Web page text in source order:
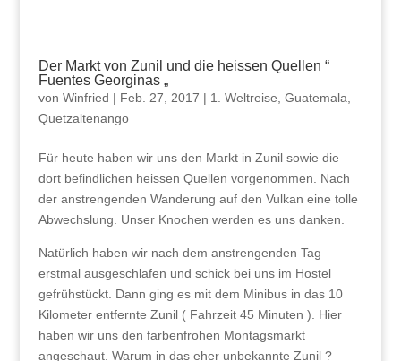
Der Markt von Zunil und die heissen Quellen “
Fuentes Georginas „
von Winfried | Feb. 27, 2017 | 1. Weltreise, Guatemala,
Quetzaltenango
Für heute haben wir uns den Markt in Zunil sowie die
dort befindlichen heissen Quellen vorgenommen. Nach
der anstrengenden Wanderung auf den Vulkan eine tolle
Abwechslung. Unser Knochen werden es uns danken.
Natürlich haben wir nach dem anstrengenden Tag
erstmal ausgeschlafen und schick bei uns im Hostel
gefrühstückt. Dann ging es mit dem Minibus in das 10
Kilometer entfernte Zunil ( Fahrzeit 45 Minuten ). Hier
haben wir uns den farbenfrohen Montagsmarkt
angeschaut. Warum in das eher unbekannte Zunil ?